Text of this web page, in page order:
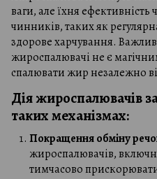
ваги, але їхня
чинників, таких як
здорове харчування.
жироспалювачі не є
спалювати жир незалежно
Дія жироспалювачів
таких механізмах:
Покращення обміну
жироспалювачів,
тимчасово